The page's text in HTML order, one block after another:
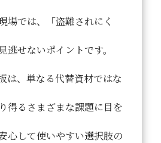
場では、「盗難されにく
逃せないポイントです。
は、単なる代替資材ではな
得るさまざまな課題に目を
心して使いやすい選択肢の